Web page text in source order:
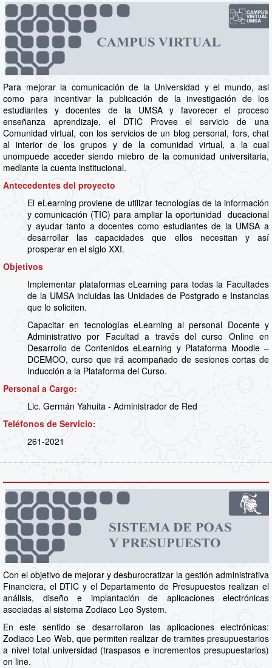
Para mejorar la comunicación de la Universidad y el mundo, asi
como para incentivar la publicación de la investigación de los
estudiantes y docentes de la UMSA y favorecer el proceso
enseñanza aprendizaje, el DTIC Provee el servicio de una
Comunidad virtual, con los servicios de un blog personal, fors, chat
al interior de los grupos y de la comunidad virtual, a la cual
unompuede acceder siendo miebro de la comunidad universitaria,
mediante la cuenta institucional.
Antecedentes del proyecto
El eLearning proviene de utilizar tecnologías de la información
y comunicación (TIC) para ampliar la oportunidad ducacional
y ayudar tanto a docentes como estudiantes de la UMSA a
desarrollar las capacidades que ellos necesitan y así
prosperar en el siglo XXI.
Objetivos
Implementar plataformas eLearning para todas la Facultades
de la UMSA incluidas las Unidades de Postgrado e Instancias
que lo soliciten.
Capacitar en tecnologías eLearning al personal Docente y
Administrativo por Facultad a través del curso Online en
Desarrollo de Contenidos eLearning y Plataforma Moodle –
DCEMOO, curso que irá acompañado de sesiones cortas de
Inducción a la Plataforma del Curso.
Personal a Cargo:
Lic. Germán Yahuita - Administrador de Red
Teléfonos de Servicio:
261-2021
Con el objetivo de mejorar y desburocratizar la gestión administrativa
Financiera, el DTIC y el Departamento de Presupuestos realizan el
análisis, diseño e implantación de aplicaciones electrónicas
asociadas al sistema Zodiaco Leo System.
En este sentido se desarrollaron las aplicaciones electrónicas:
Zodiaco Leo Web, que permiten realizar de tramites presupuestarios
a nivel total universidad (traspasos e incrementos presupuestarios)
on line.